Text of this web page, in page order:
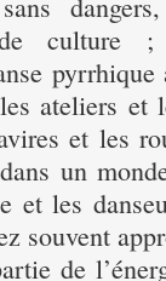
culture ;
ateliers et
et les
un
et les
souvent
de